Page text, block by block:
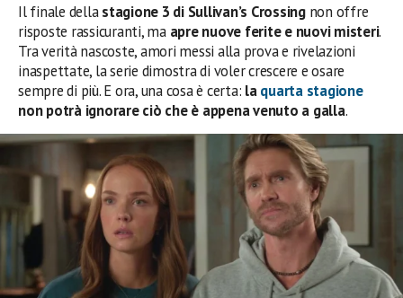
Il finale dellastagione 3 di Sullivan’s Crossingnon offre
risposte rassicuranti, ma apre nuove ferite e nuovi misteri.
Tra verità nascoste, amori messi alla prova e rivelazioni
inaspettate, la serie dimostra di voler crescere e osare
sempre di più. E ora, una cosa è certa: laquarta stagione
non potrà ignorare ciò che è appena venuto a galla.